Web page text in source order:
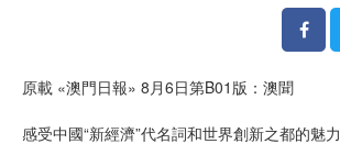
原載 «澳門日報» 8月6日第B01版：澳聞
感受中國“新經濟”代名詞和世界創新之都的魅力